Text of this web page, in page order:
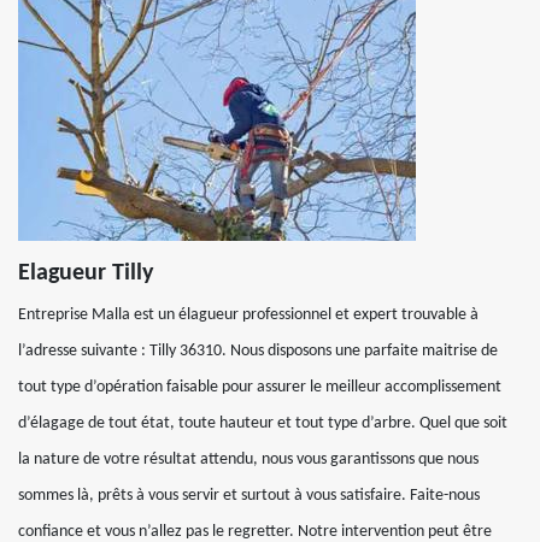
Elagueur Tilly
Entreprise Malla est un élagueur professionnel et expert trouvable à
l’adresse suivante : Tilly 36310. Nous disposons une parfaite maitrise de
tout type d’opération faisable pour assurer le meilleur accomplissement
d’élagage de tout état, toute hauteur et tout type d’arbre. Quel que soit
la nature de votre résultat attendu, nous vous garantissons que nous
sommes là, prêts à vous servir et surtout à vous satisfaire. Faite-nous
confiance et vous n’allez pas le regretter. Notre intervention peut être